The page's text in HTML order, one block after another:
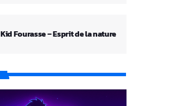
Kid Fourasse – Esprit de la nature